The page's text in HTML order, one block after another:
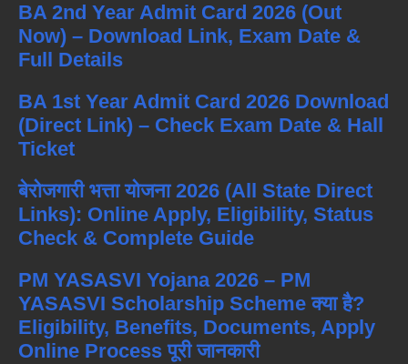
BA 2nd Year Admit Card 2026 (Out
Now) – Download Link, Exam Date &
Full Details
BA 1st Year Admit Card 2026 Download
(Direct Link) – Check Exam Date & Hall
Ticket
बेरोजगारी भत्ता योजना 2026 (All State Direct
Links): Online Apply, Eligibility, Status
Check & Complete Guide
PM YASASVI Yojana 2026 – PM
YASASVI Scholarship Scheme क्या है?
Eligibility, Benefits, Documents, Apply
Online Process पूरी जानकारी